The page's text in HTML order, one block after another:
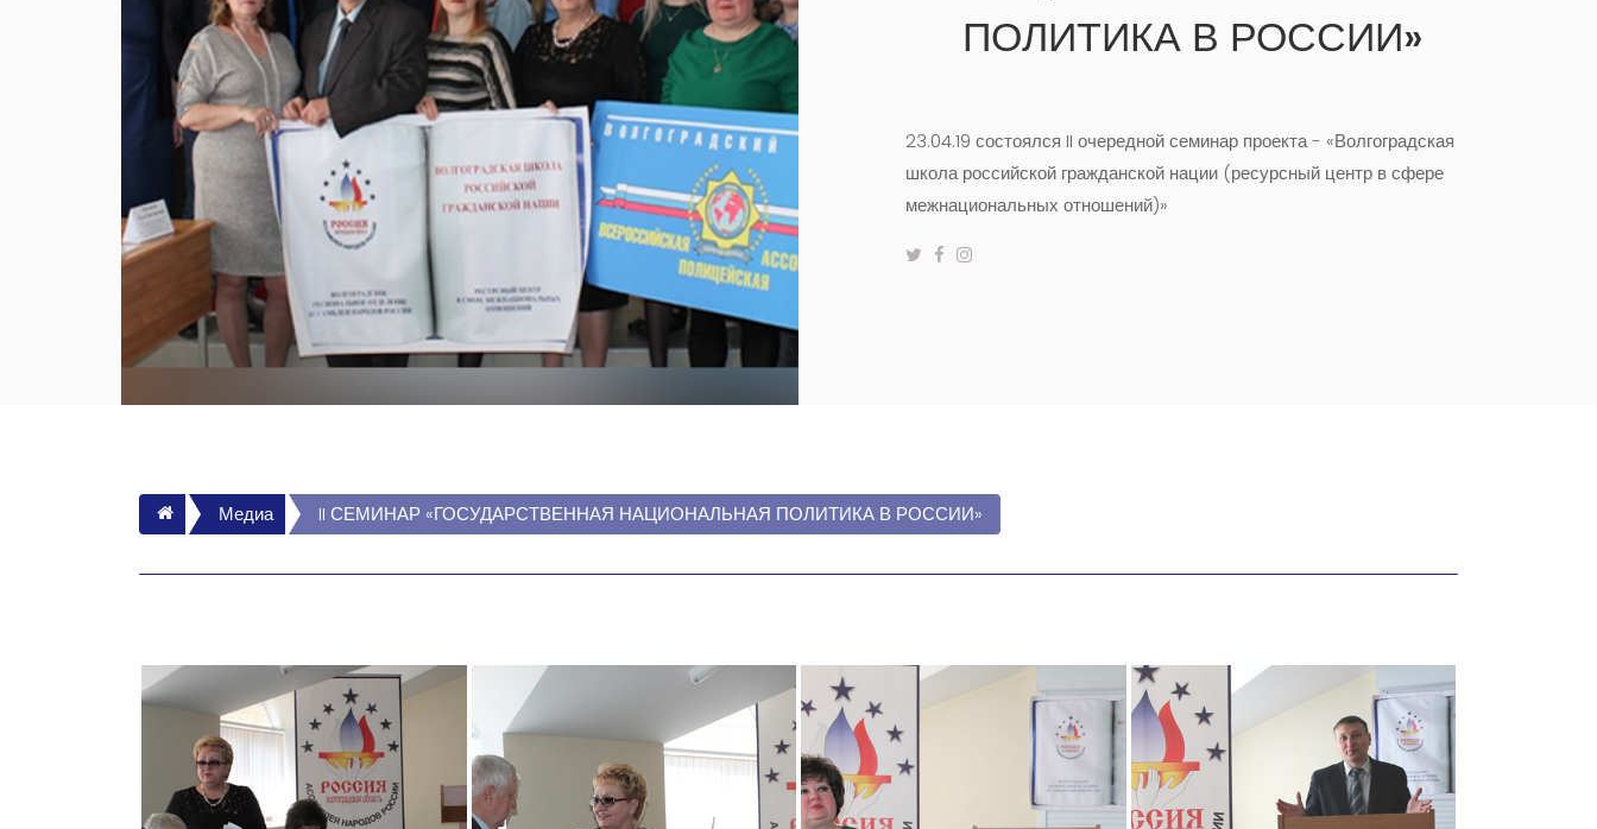
ПОЛИТИКА В РОССИИ»
23.04.19 состоялся II очередной семинар проекта - «Волгоградская
школа российской гражданской нации (ресурсный центр в сфере
межнациональных отношений)»
ГлавнаяМедиа II СЕМИНАР «ГОСУДАРСТВЕННАЯ НАЦИОНАЛЬНАЯ ПОЛИТИКА В РОССИИ»